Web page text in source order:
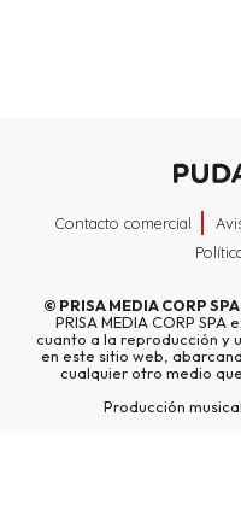
Contacto comercial
© PRISA MEDIA CORP SPA
PRISA MEDIA CORP
cuanto a la reproducción y
en este sitio web,
cualquier otro medio
Producción